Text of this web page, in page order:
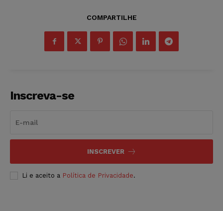
COMPARTILHE
Inscreva-se
INSCREVER
Li e aceito a Política de Privacidade.